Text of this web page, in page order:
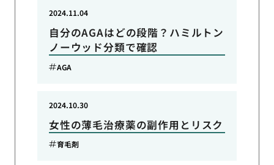
自分のAGAはどの段階？ハミルトン
ノーウッド分類で確認
2024.11.04
AGA
女性の薄毛治療薬の副作用とリスク
2024.10.30
育毛剤